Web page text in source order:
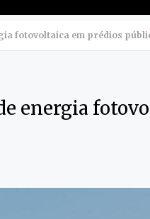
fotovoltaica em prédios
energia